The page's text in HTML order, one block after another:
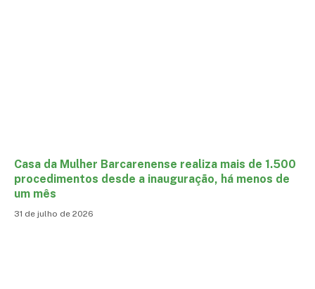
Casa da Mulher Barcarenense realiza mais de 1.500
procedimentos desde a inauguração, há menos de
um mês
31 de julho de 2026